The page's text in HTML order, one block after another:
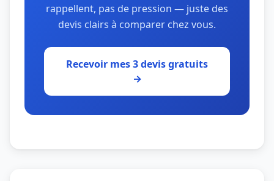
rappellent, pas de pression — juste des
devis clairs à comparer chez vous.
Recevoir mes 3 devis gratuits
→